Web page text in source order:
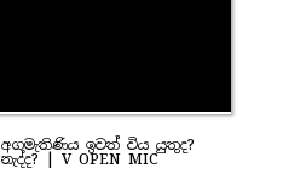
අගමැතිණිය ඉවත් විය යුතුද?
නැද්ද? | V OPEN MIC